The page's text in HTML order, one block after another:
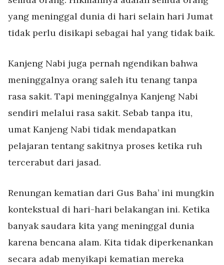
yang meninggal dunia di hari selain hari Jumat
tidak perlu disikapi sebagai hal yang tidak baik.
Kanjeng Nabi juga pernah ngendikan bahwa
meninggalnya orang saleh itu tenang tanpa
rasa sakit. Tapi meninggalnya Kanjeng Nabi
sendiri melalui rasa sakit. Sebab tanpa itu,
umat Kanjeng Nabi tidak mendapatkan
pelajaran tentang sakitnya proses ketika ruh
tercerabut dari jasad.
Renungan kematian dari Gus Baha’ ini mungkin
kontekstual di hari-hari belakangan ini. Ketika
banyak saudara kita yang meninggal dunia
karena bencana alam. Kita tidak diperkenankan
secara adab menyikapi kematian mereka